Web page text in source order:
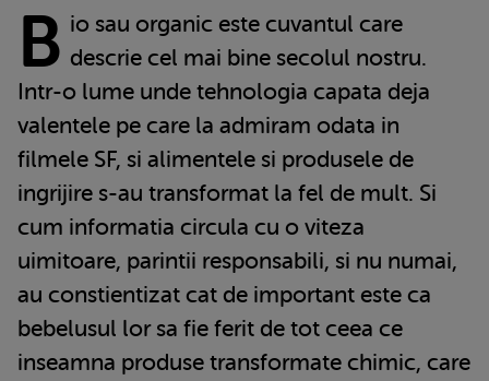
B io sau organic este cuvantul care
descrie cel mai bine secolul nostru.
Intr-o lume unde tehnologia capata deja
valentele pe care la admiram odata in
filmele SF, si alimentele si produsele de
ingrijire s-au transformat la fel de mult. Si
cum informatia circula cu o viteza
uimitoare, parintii responsabili, si nu numai,
au constientizat cat de important este ca
bebelusul lor sa fie ferit de tot ceea ce
inseamna produse transformate chimic, care